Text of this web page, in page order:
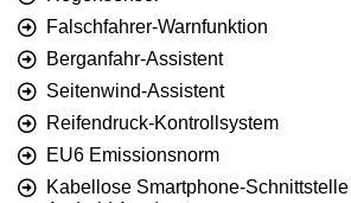
Falschfahrer-Warnfunktion
Berganfahr-Assistent
Seitenwind-Assistent
Reifendruck-Kontrollsystem
EU6 Emissionsnorm
Kabellose Smartphone-